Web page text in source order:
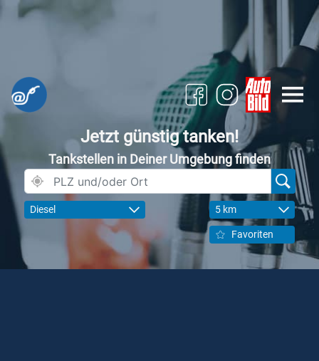
Jetzt günstig tanken!
Tankstellen in Deiner Umgebung finden
Diesel 5 km
Favoriten